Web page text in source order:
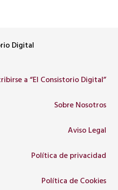
Digital
a “El Consistorio Digital”
Sobre Nosotros
Aviso Legal
Política de privacidad
Política de Cookies